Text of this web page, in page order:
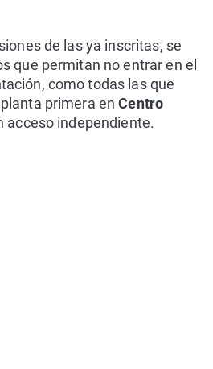
de las ya inscritas, se
que permitan no entrar en el
como todas las que
primera enCentro
acceso independiente.